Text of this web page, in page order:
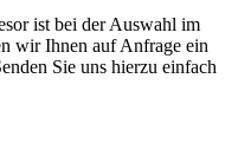
ist bei der Auswahl im
wir Ihnen auf Anfrage ein
Sie uns hierzu einfach